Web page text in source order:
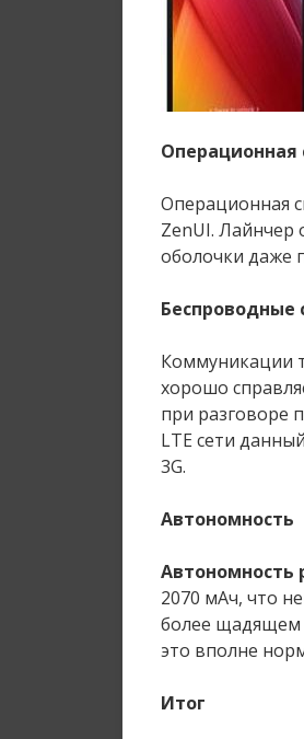
Операционная
Операционная
ZenUI. Лайнчер
оболочки даже
Беспроводные
Коммуникации
хорошо
при разговоре
LTE сети
3G.
Автономность
Автономность
2070 мАч, что
более щадящем
это вполне
Итог